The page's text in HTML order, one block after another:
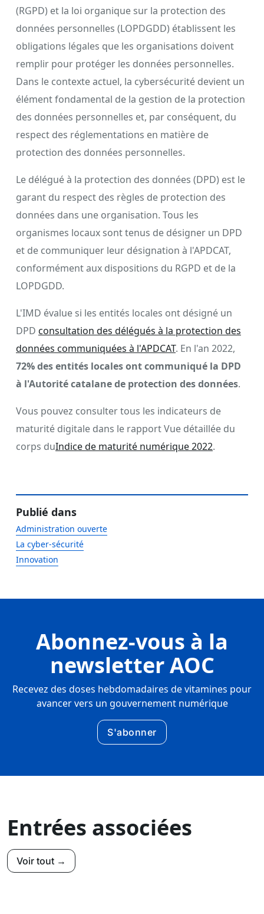
(RGPD) et la loi organique sur la protection des
données personnelles (LOPDGDD) établissent les
obligations légales que les organisations doivent
remplir pour protéger les données personnelles.
Dans le contexte actuel, la cybersécurité devient un
élément fondamental de la gestion de la protection
des données personnelles et, par conséquent, du
respect des réglementations en matière de
protection des données personnelles.
Le délégué à la protection des données (DPD) est le
garant du respect des règles de protection des
données dans une organisation. Tous les
organismes locaux sont tenus de désigner un DPD
et de communiquer leur désignation à l'APDCAT,
conformément aux dispositions du RGPD et de la
LOPDGDD.
L'IMD évalue si les entités locales ont désigné un
DPD consultation des délégués à la protection des
données communiquées à l'APDCAT. En l'an 2022,
72% des entités locales ont communiqué la DPD
à l'Autorité catalane de protection des données.
Vous pouvez consulter tous les indicateurs de
maturité digitale dans le rapport Vue détaillée du
corps duIndice de maturité numérique 2022.
Publié dans
Administration ouverte
La cyber-sécurité
Innovation
Abonnez-vous à la
newsletter AOC
Recevez des doses hebdomadaires de vitamines pour
avancer vers un gouvernement numérique
S'abonner
Entrées associées
Voir tout →